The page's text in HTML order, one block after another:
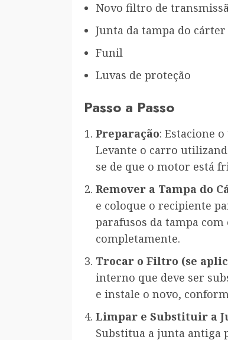
Novo filtro de
Junta da tampa do
Funil
Luvas de proteção
Passo a Passo
Preparação: Estacione
Levante o carro
se de que o motor está
Remover a Tampa do
e coloque o recipiente
parafusos da tampa
completamente.
Trocar o Filtro (se
interno que deve ser
e instale o novo,
Limpar e Substituir a
Substitua a junta antiga